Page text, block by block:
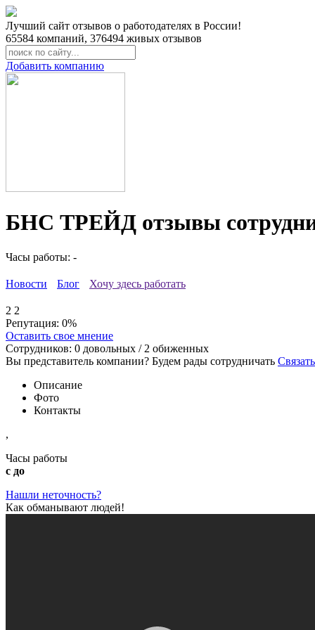
Лучший сайт отзывов о работодателях в России!
65584 компаний, 376494 живых отзывов
Добавить компанию
БНС ТРЕЙД отзывы
Часы работы: -
Новости Блог Хочу здесь работать
2 2
Репутация: 0%
Оставить свое мнение
Сотрудников: 0 довольных / 2 обиженных
Вы представитель компании? Будем рады сотрудничать
Описание
Фото
Контакты
,
Часы работы
с до
Нашли неточность?
Как обманывают людей!